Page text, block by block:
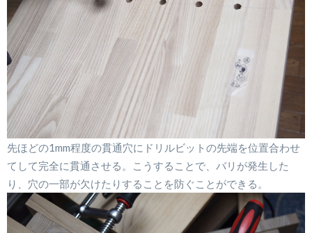
先ほどの1mm程度の貫通穴にドリルビットの先端を位置合わせ
てして完全に貫通させる。こうすることで、バリが発生した
り、穴の一部が欠けたりすることを防ぐことができる。